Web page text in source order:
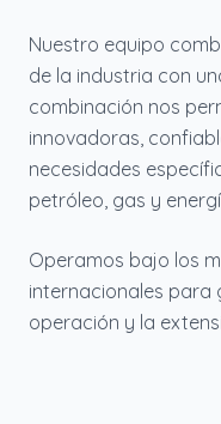
Nuestro equipo
de la industria con
combinación nos
innovadoras,
necesidades
petróleo, gas y
Operamos bajo los
internacionales para
operación y la